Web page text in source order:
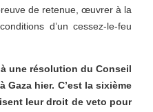
de retenue, œuvrer à la
d’un cessez-le-feu
une résolution du Conseil
hier. C’est la sixième
leur droit de veto pour